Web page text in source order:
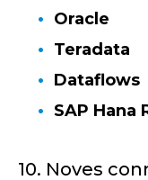
Oracle
Teradata
Dataflows
SAP Hana
10. Noves